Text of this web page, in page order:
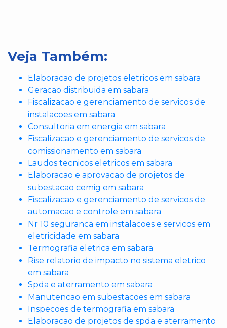
Veja Também:
Elaboracao de projetos eletricos em sabara
Geracao distribuida em sabara
Fiscalizacao e gerenciamento de servicos de
instalacoes em sabara
Consultoria em energia em sabara
Fiscalizacao e gerenciamento de servicos de
comissionamento em sabara
Laudos tecnicos eletricos em sabara
Elaboracao e aprovacao de projetos de
subestacao cemig em sabara
Fiscalizacao e gerenciamento de servicos de
automacao e controle em sabara
Nr 10 seguranca em instalacoes e servicos em
eletricidade em sabara
Termografia eletrica em sabara
Rise relatorio de impacto no sistema eletrico
em sabara
Spda e aterramento em sabara
Manutencao em subestacoes em sabara
Inspecoes de termografia em sabara
Elaboracao de projetos de spda e aterramento